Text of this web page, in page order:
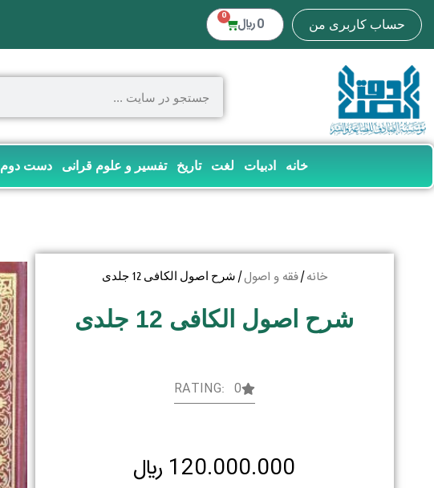
حساب کاربری من 0 ﷼ 0
خانه ادبیات لغت تاریخ تفسیر و علوم قرانی دست دوم
خانه/فقه و اصول/ شرح اصول الکافی 12 جلدی
شرح اصول الکافی 12 جلدی
RATING: 0
120.000.000 ﷼